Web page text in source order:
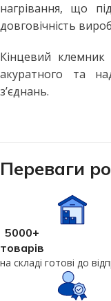
нагрівання, що
довговічність
Кінцевий
акуратного та
з’єднань.
Переваги
5000+
товарів
на складі готові до